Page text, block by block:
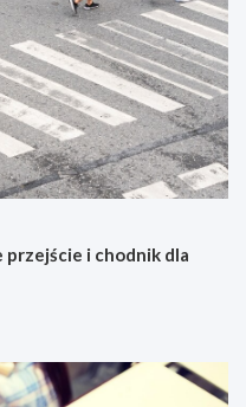
i chodnik dla